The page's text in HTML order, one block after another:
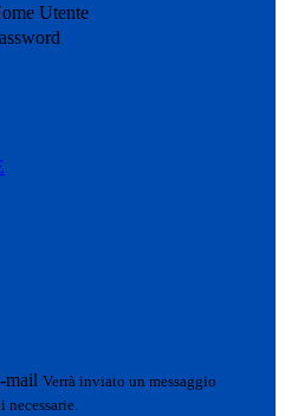
Utente
mail Verrà inviato un messaggio